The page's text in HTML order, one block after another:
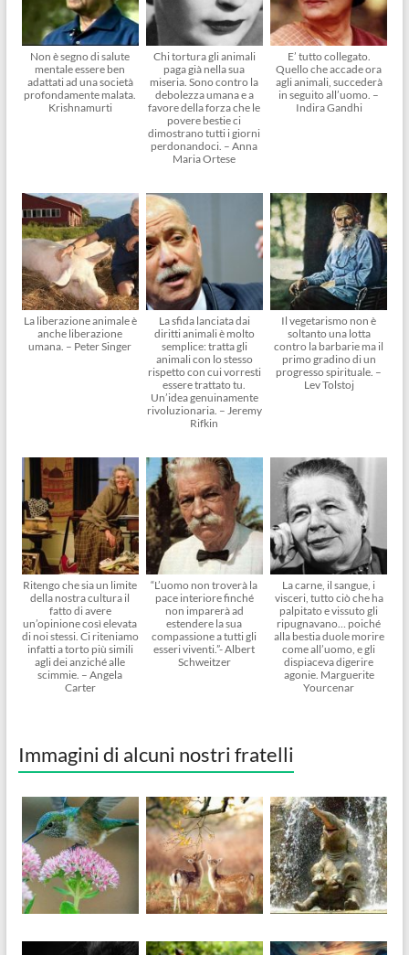
Non è segno di salute
mentale essere ben
adattati ad una società
profondamente malata.
Krishnamurti
Chi tortura gli animali
paga già nella sua
miseria. Sono contro la
debolezza umana e a
favore della forza che le
povere bestie ci
dimostrano tutti i giorni
perdonandoci. – Anna
Maria Ortese
E’ tutto collegato.
Quello che accade ora
agli animali, succederà
in seguito all’uomo. –
Indira Gandhi
La liberazione animale è
anche liberazione
umana. – Peter Singer
La sfida lanciata dai
diritti animali è molto
semplice: tratta gli
animali con lo stesso
rispetto con cui vorresti
essere trattato tu.
Un’idea genuinamente
rivoluzionaria. – Jeremy
Rifkin
Il vegetarismo non è
soltanto una lotta
contro la barbarie ma il
primo gradino di un
progresso spirituale. –
Lev Tolstoj
Ritengo che sia un limite
della nostra cultura il
fatto di avere
un’opinione così elevata
di noi stessi. Ci riteniamo
infatti a torto più simili
agli dei anziché alle
scimmie. – Angela
Carter
“L’uomo non troverà la
pace interiore finché
non imparerà ad
estendere la sua
compassione a tutti gli
esseri viventi.”- Albert
Schweitzer
La carne, il sangue, i
visceri, tutto ciò che ha
palpitato e vissuto gli
ripugnavano… poiché
alla bestia duole morire
come all’uomo, e gli
dispiaceva digerire
agonie. Marguerite
Yourcenar
Immagini di alcuni nostri fratelli